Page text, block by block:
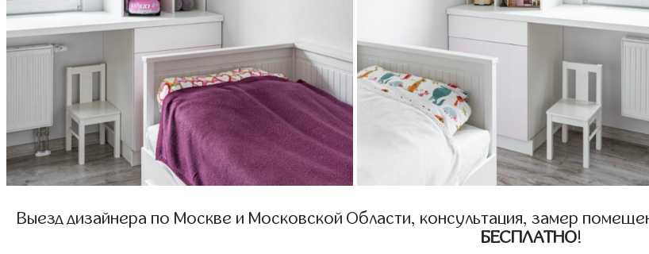
Выезд дизайнера по Москве и Московской Области, консультация, замер
БЕСПЛАТНО!